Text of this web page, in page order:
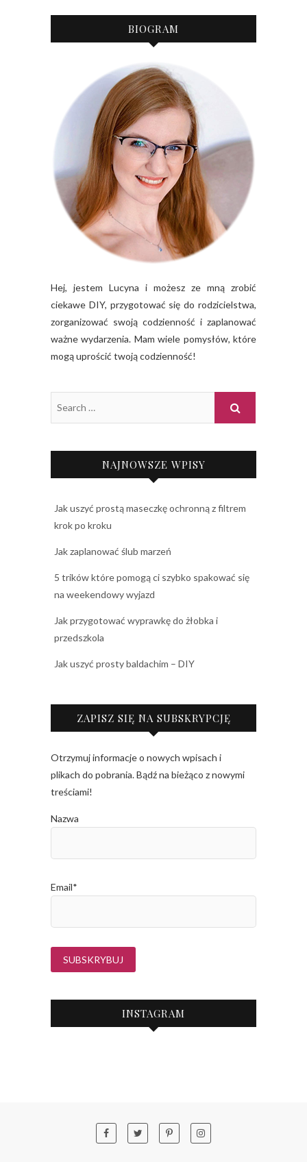
BIOGRAM
Hej, jestem Lucyna i możesz ze mną zrobić
ciekawe DIY, przygotować się do rodzicielstwa,
zorganizować swoją codzienność i zaplanować
ważne wydarzenia. Mam wiele pomysłów, które
mogą uprościć twoją codzienność!
NAJNOWSZE WPISY
Jak uszyć prostą maseczkę ochronną z filtrem
krok po kroku
Jak zaplanować ślub marzeń
5 trików które pomogą ci szybko spakować się
na weekendowy wyjazd
Jak przygotować wyprawkę do żłobka i
przedszkola
Jak uszyć prosty baldachim – DIY
ZAPISZ SIĘ NA SUBSKRYPCJĘ
Otrzymuj informacje o nowych wpisach i
plikach do pobrania. Bądź na bieżąco z nowymi
treściami!
Nazwa
Email*
INSTAGRAM